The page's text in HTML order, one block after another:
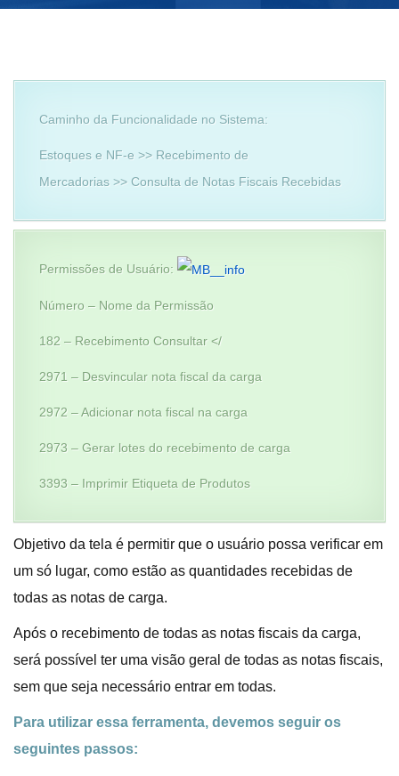
Caminho da Funcionalidade no Sistema:
Estoques e NF-e >> Recebimento de
Mercadorias >> Consulta de Notas Fiscais Recebidas
Permissões de Usuário:
Número – Nome da Permissão
182 – Recebimento Consultar </
2971 – Desvincular nota fiscal da carga
2972 – Adicionar nota fiscal na carga
2973 – Gerar lotes do recebimento de carga
3393 – Imprimir Etiqueta de Produtos
Objetivo da tela é permitir que o usuário possa verificar em
um só lugar, como estão as quantidades recebidas de
todas as notas de carga.
Após o recebimento de todas as notas fiscais da carga,
será possível ter uma visão geral de todas as notas fiscais,
sem que seja necessário entrar em todas.
Para utilizar essa ferramenta, devemos seguir os
seguintes passos: